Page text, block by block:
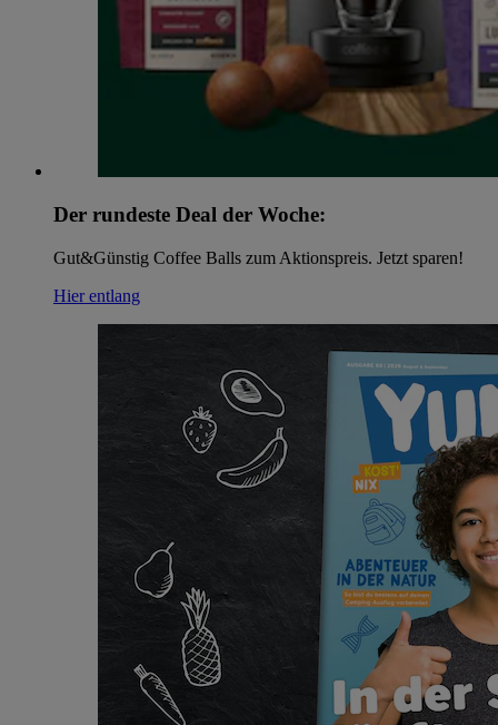
Der rundeste Deal der Woche:
Gut&Günstig Coffee Balls zum Aktionspreis. Jetzt sparen!
Hier entlang